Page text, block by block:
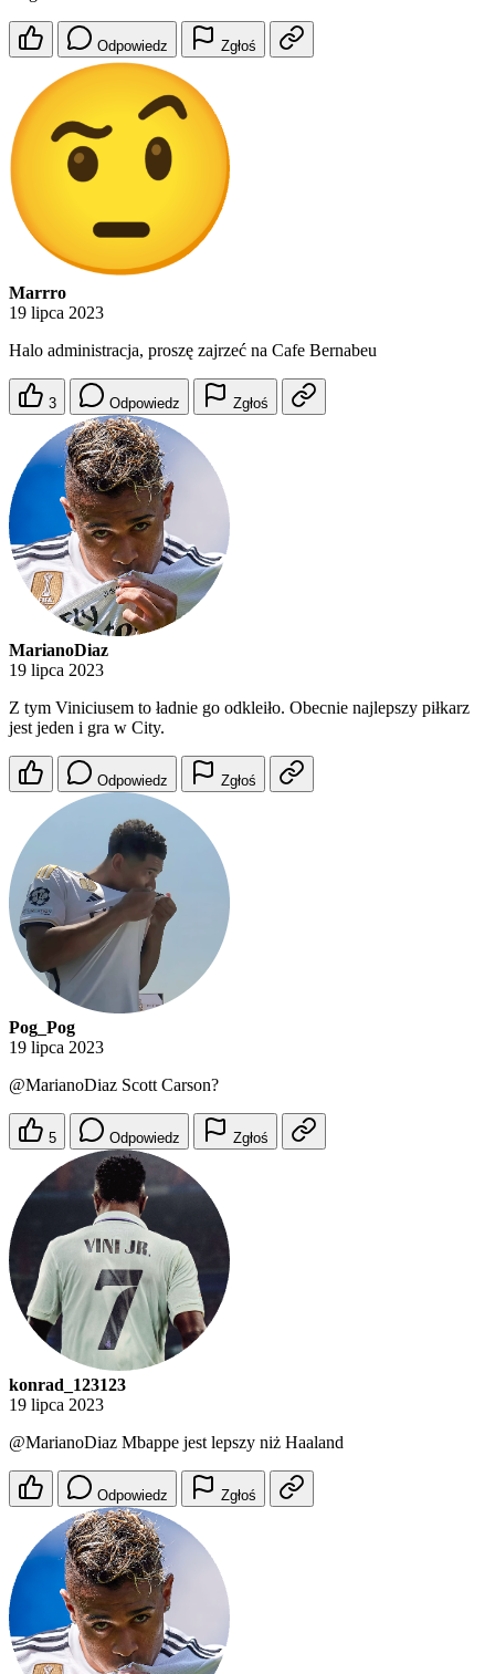
Odpowiedz Zgłoś
Marrro
19 lipca 2023
Halo administracja, proszę zajrzeć na Cafe Bernabeu
3 Odpowiedz Zgłoś
MarianoDiaz
19 lipca 2023
Z tym Viniciusem to ładnie go odkleiło. Obecnie najlepszy piłkarz
jest jeden i gra w City.
Odpowiedz Zgłoś
Pog_Pog
19 lipca 2023
@MarianoDiaz Scott Carson?
5 Odpowiedz Zgłoś
konrad_123123
19 lipca 2023
@MarianoDiaz Mbappe jest lepszy niż Haaland
Odpowiedz Zgłoś